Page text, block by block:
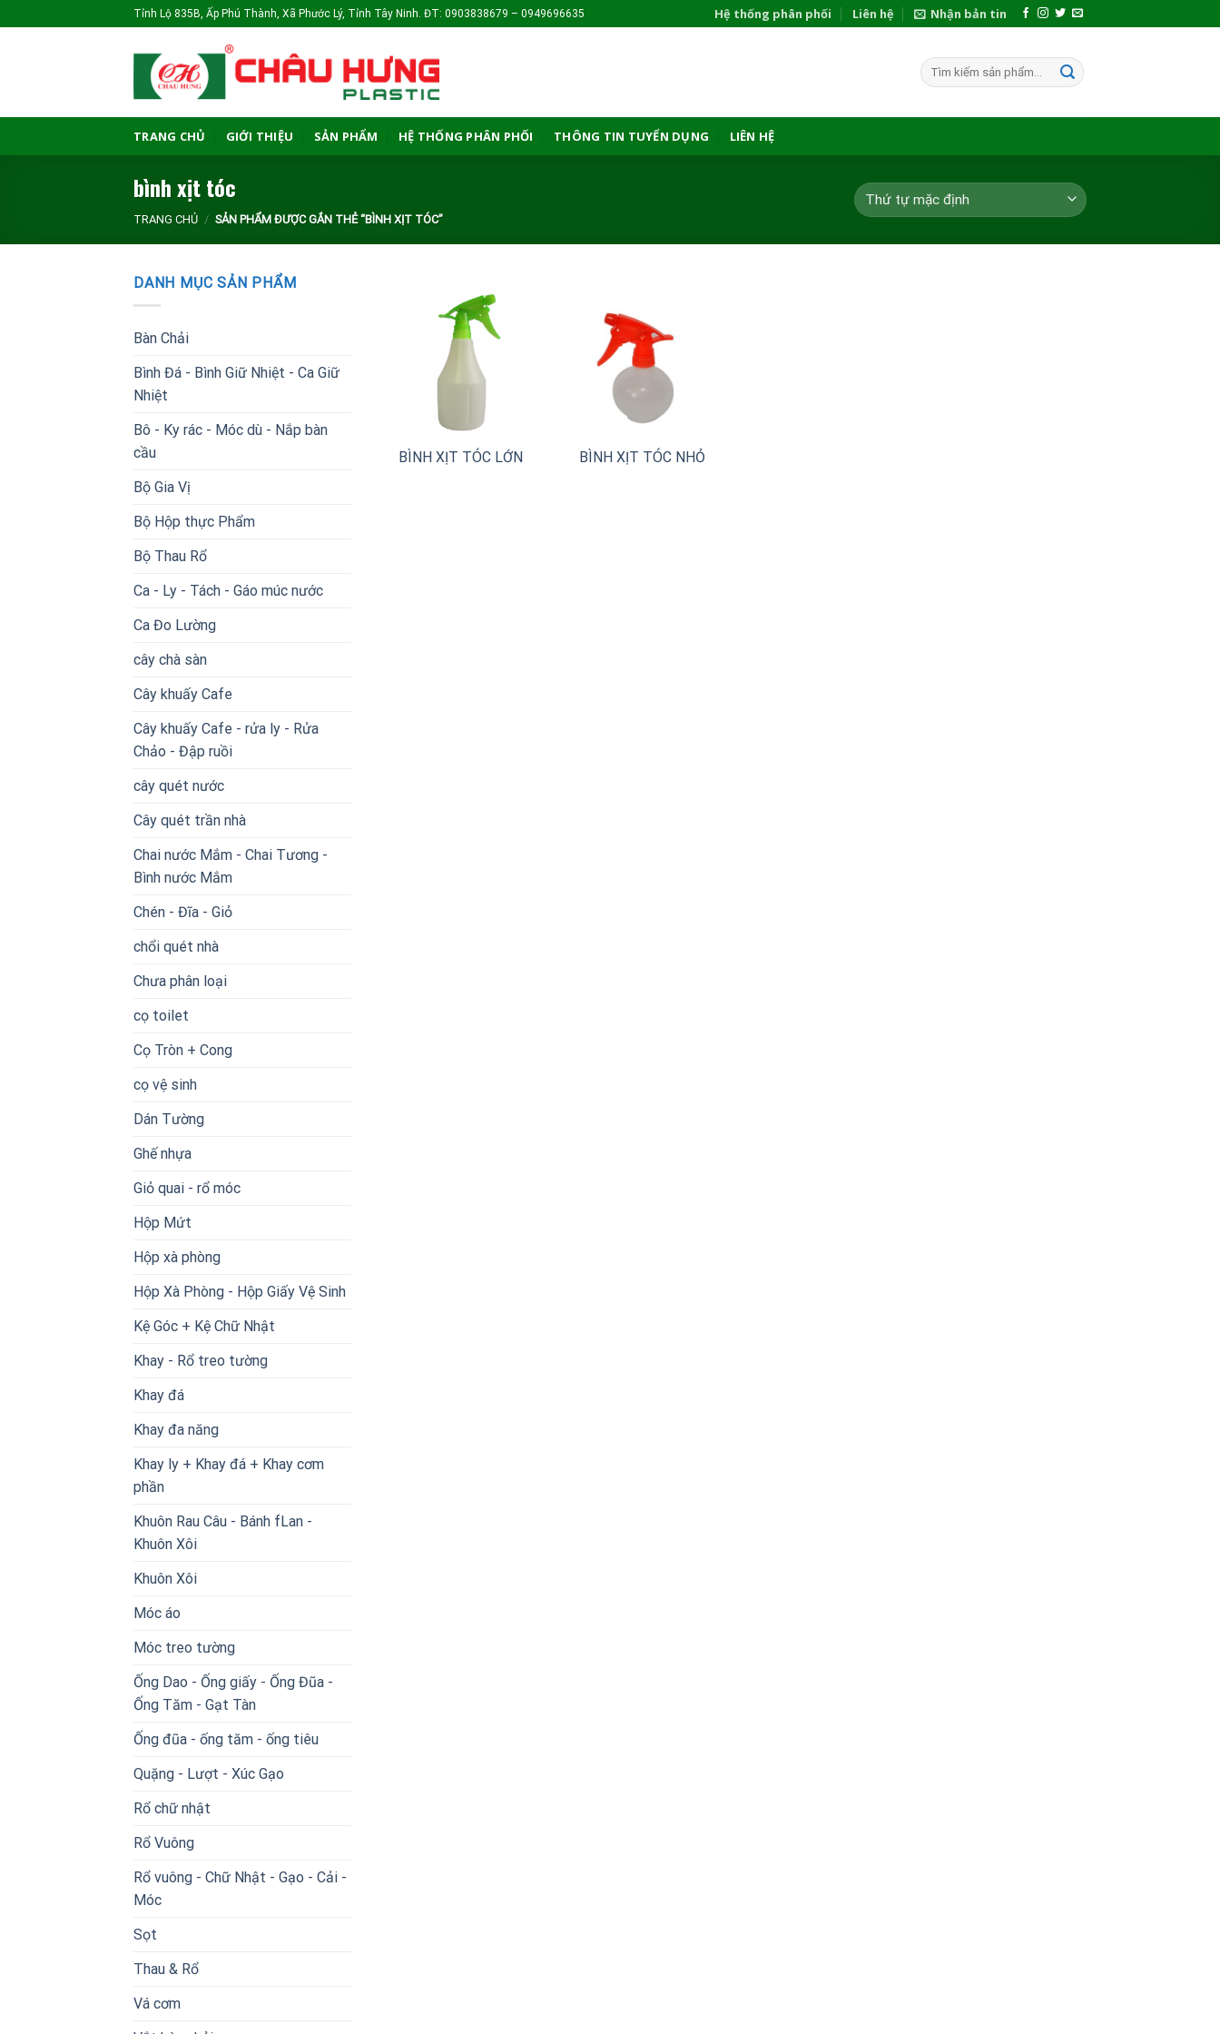
to
Tỉnh Lộ 835B, Ấp Phú Thành, Xã Phước Lý, Tỉnh Tây Ninh. ĐT: 0903838679 – 0949696635 Hệ thống phân phối Liên hệ Nhận bản tin
Tìm
kiếm:
TRANG CHỦ GIỚI THIỆU SẢN PHẨM HỆ THỐNG PHÂN PHỐI THÔNG TIN TUYỂN DỤNG LIÊN HỆ
bình xịt tóc
TRANG CHỦ / SẢN PHẨM ĐƯỢC GẮN THẺ “BÌNH XỊT TÓC”
DANH MỤC SẢN PHẨM
Bàn Chải
Bình Đá - Bình Giữ Nhiệt - Ca Giữ
Nhiệt
Bô - Ky rác - Móc dù - Nắp bàn
cầu
Bộ Gia Vị
Bộ Hộp thực Phẩm
Bộ Thau Rổ
Ca - Ly - Tách - Gáo múc nước
Ca Đo Lường
cây chà sàn
Cây khuấy Cafe
Cây khuấy Cafe - rửa ly - Rửa
Chảo - Đập ruồi
cây quét nước
Cây quét trần nhà
Chai nước Mắm - Chai Tương -
Bình nước Mắm
Chén - Đĩa - Giỏ
chổi quét nhà
Chưa phân loại
cọ toilet
Cọ Tròn + Cong
cọ vệ sinh
Dán Tường
Ghế nhựa
Giỏ quai - rổ móc
Hộp Mứt
Hộp xà phòng
Hộp Xà Phòng - Hộp Giấy Vệ Sinh
Kệ Góc + Kệ Chữ Nhật
Khay - Rổ treo tường
Khay đá
Khay đa năng
Khay ly + Khay đá + Khay cơm
phần
Khuôn Rau Câu - Bánh fLan -
Khuôn Xôi
Khuôn Xôi
Móc áo
Móc treo tường
Ống Dao - Ống giấy - Ống Đũa -
Ống Tăm - Gạt Tàn
Ống đũa - ống tăm - ống tiêu
Quặng - Lượt - Xúc Gạo
Rổ chữ nhật
Rổ Vuông
Rổ vuông - Chữ Nhật - Gạo - Cải -
Móc
Sọt
Thau & Rổ
Vá cơm
wishlist
BÌNH XỊT TÓC LỚN
wishlist
BÌNH XỊT TÓC NHỎ